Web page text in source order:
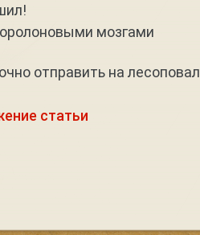
мозгами
отправить на лесоповал
статьи